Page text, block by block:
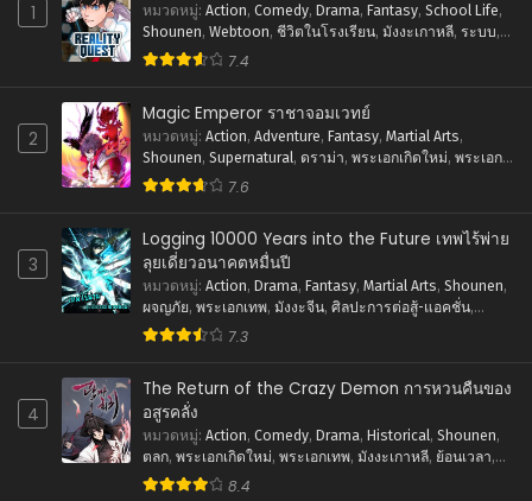
ตอนที่ 49
พฤศจิกายน 13, 2023
ตอนที่ 48
พฤศจิกายน 13, 2023
ตอนที่ 47
ตอนที่ 46
พฤศจิกายน 13, 2023
พฤศจิกายน 13, 2023
ตอนที่ 44
พฤศจิกายน 13, 2023
ตอนที่ 43
พฤศจิกายน 13, 2023
1 หมวดหมู่: Action, Comedy, Drama, Fantasy, School Life,
Shounen, Webtoon, ชีวิตในโรงเรียน, มังงะเกาหลี, ระบบ,
ศิลปะการต่อสู้-แอคชั่น
7.4
2
Magic Emperor ราชาจอมเวทย์
หมวดหมู่: Action, Adventure, Fantasy, Martial Arts,
Shounen, Supernatural, ดราม่า, พระเอกเกิดใหม่, พระเอก
เทพ,ภัยภิบัติ, มังงะจีน
7.6
3
Logging 10000 Years into the Future เทพไร้พ่าย
ลุยเดี่ยวอนาคตหมื่นปี
หมวดหมู่: Action, Drama, Fantasy, Martial Arts, Shounen,
ผจญภัย, พระเอกเทพ, มังงะจีน, ศิลปะการต่อสู้-แอคชั่น,
แฟนตาซี
7.3
4
The Return of the Crazy Demon การหวนคืนของ
อสูรคลั่ง
หมวดหมู่: Action, Comedy, Drama, Historical, Shounen,
ตลก, พระเอกเกิดใหม่, พระเอกเทพ, มังงะเกาหลี, ย้อนเวลา,
ศิลปะการต่อสู้-แอคชั่น
8.4